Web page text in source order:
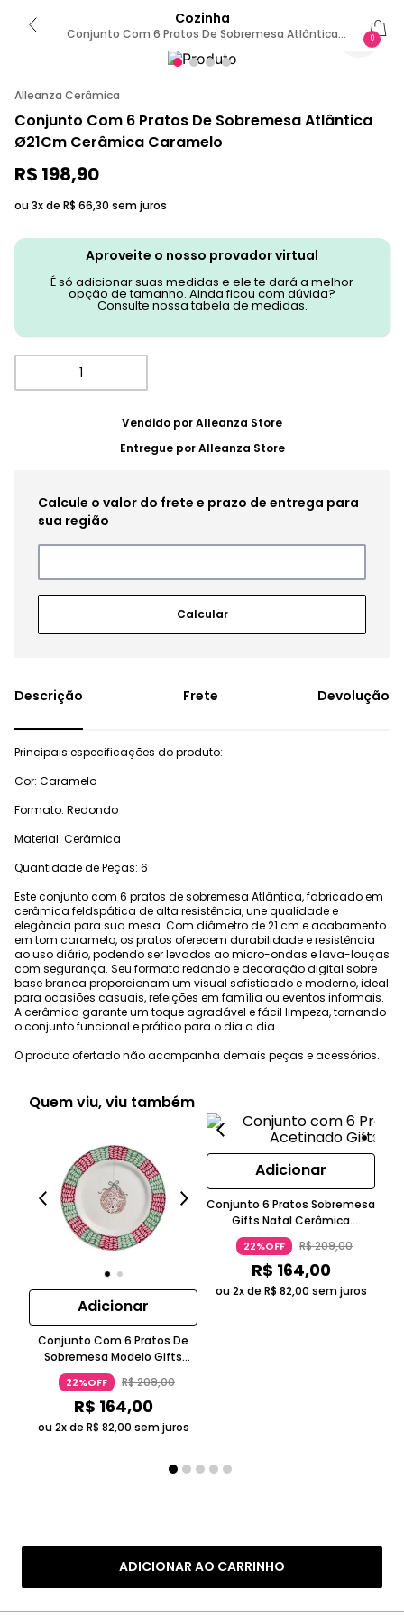
Cozinha
Conjunto Com 6 Pratos De Sobremesa Atlântica
0
Alleanza Cerâmica
Conjunto Com 6 Pratos De Sobremesa Atlântica
Ø21Cm Cerâmica Caramelo
R$ 198,90
ou 3x de R$ 66,30 sem juros
Aproveite o nosso provador virtual
É só adicionar suas medidas e ele te dará a melhor
opção de tamanho. Ainda ficou com dúvida?
Consulte nossa tabela de medidas.
ADICIONAR AO CARRINHO
Vendido porAlleanza Store
Entregue porAlleanza Store
Frete Devolução
Principais especificações do produto:
Cor: Caramelo
Formato: Redondo
Material: Cerâmica
Quantidade de Peças: 6
Este conjunto com 6 pratos de sobremesa Atlântica, fabricado em
cerâmica feldspática de alta resistência, une qualidade e
elegância para sua mesa. Com diâmetro de 21 cm e acabamento
em tom caramelo, os pratos oferecem durabilidade e resistência
ao uso diário, podendo ser levados ao micro-ondas e lava-louças
com segurança. Seu formato redondo e decoração digital sobre
base branca proporcionam um visual sofisticado e moderno, ideal
para ocasiões casuais, refeições em família ou eventos informais.
A cerâmica garante um toque agradável e fácil limpeza, tornando
o conjunto funcional e prático para o dia a dia.
O produto ofertado não acompanha demais peças e acessórios.
Quem viu, viu também
Adicionar
Conjunto Com 6 Pratos De
Sobremesa Modelo Gifts
Natal Acetinado Cerâmica
Coral
22%OFF R$209,00
R$ 164,00
ou 2x de R$ 82,00 sem juros
Adicionar
Conjunto 6 Pratos Sobremesa
Gifts Natal Cerâmica
Acetinada Bordô Alleanza
22%OFF R$209,00
R$ 164,00
ou 2x de R$ 82,00 sem juros